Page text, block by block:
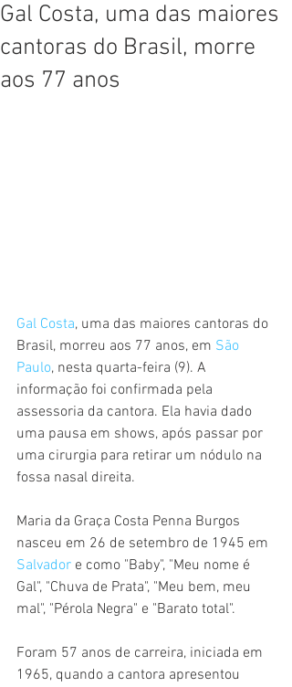
Gal Costa, uma das maiores
cantoras do Brasil, morre
aos 77 anos
Gal Costa, uma das maiores cantoras do
Brasil, morreu aos 77 anos, em São
Paulo, nesta quarta-feira (9). A
informação foi confirmada pela
assessoria da cantora. Ela havia dado
uma pausa em shows, após passar por
uma cirurgia para retirar um nódulo na
fossa nasal direita.
Maria da Graça Costa Penna Burgos
nasceu em 26 de setembro de 1945 em
Salvador e como "Baby", "Meu nome é
Gal", "Chuva de Prata", "Meu bem, meu
mal", "Pérola Negra" e "Barato total".
Foram 57 anos de carreira, iniciada em
1965, quando a cantora apresentou